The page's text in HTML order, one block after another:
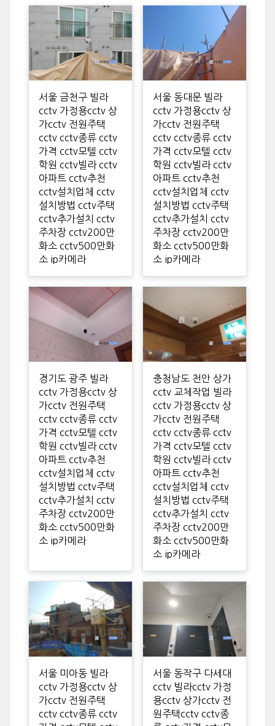
서울 금천구 빌라
cctv 가정용cctv 상
가cctv 전원주택
cctv cctv종류 cctv
가격 cctv모텔 cctv
학원 cctv빌라 cctv
아파트 cctv추천
cctv설치업체 cctv
설치방법 cctv주택
cctv추가설치 cctv
주차장 cctv200만
화소 cctv500만화
소 ip카메라
서울 동대문 빌라
cctv 가정용cctv 상
가cctv 전원주택
cctv cctv종류 cctv
가격 cctv모텔 cctv
학원 cctv빌라 cctv
아파트 cctv추천
cctv설치업체 cctv
설치방법 cctv주택
cctv추가설치 cctv
주차장 cctv200만
화소 cctv500만화
소 ip카메라
경기도 광주 빌라
cctv 가정용cctv 상
가cctv 전원주택
cctv cctv종류 cctv
가격 cctv모텔 cctv
학원 cctv빌라 cctv
아파트 cctv추천
cctv설치업체 cctv
설치방법 cctv주택
cctv추가설치 cctv
주차장 cctv200만
화소 cctv500만화
소 ip카메라
충청남도 천안 상가
cctv 교체작업 빌라
cctv 가정용cctv 상
가cctv 전원주택
cctv cctv종류 cctv
가격 cctv모텔 cctv
학원 cctv빌라 cctv
아파트 cctv추천
cctv설치업체 cctv
설치방법 cctv주택
cctv추가설치 cctv
주차장 cctv200만
화소 cctv500만화
소 ip카메라
서울 미아동 빌라
cctv 가정용cctv 상
가cctv 전원주택
cctv cctv종류 cctv
서울 동작구 다세대
cctv 빌라cctv 가정
용cctv 상가cctv 전
원주택cctv cctv종